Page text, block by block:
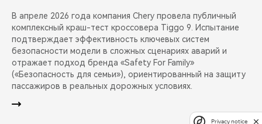
В апреле 2026 года компания Chery провела публичный
комплексный краш-тест кроссовера Tiggo 9. Испытание
подтверждает эффективность ключевых систем
безопасности модели в сложных сценариях аварий и
отражает подход бренда «Safety For Family»
(«Безопасность для семьи»), ориентированный на защиту
пассажиров в реальных дорожных условиях.
Privacy notice